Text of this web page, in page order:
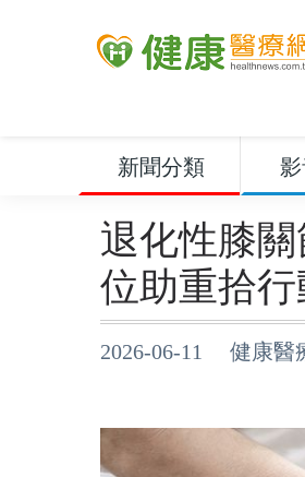
新聞分類
退化性膝
位助重拾行
2026-06-11 健康醫